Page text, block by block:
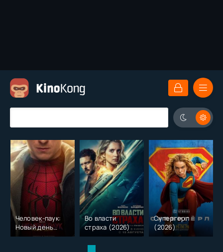
Человек-паук:
Новый день
(2026)
Во власти
страха (2026)
Супергерл
(2026)